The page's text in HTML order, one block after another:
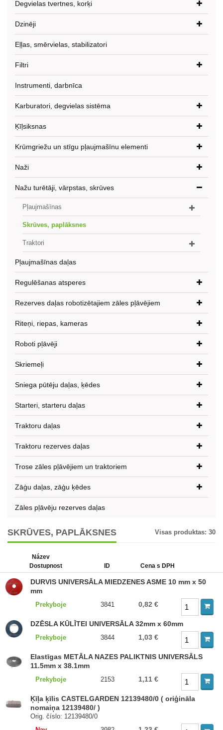
Degvielas tvertnes, korķi
Dzinēji
Eļļas, smērvielas, stabilizatori
Filtri
Instrumenti, darbnīca
Karburatori, degvielas sistēma
Ķīļsiksnas
Krūmgriežu un stīgu pļaujmašīnu elementi
Naži
Nažu turētāji, vārpstas, skrūves
Pļaujmašīnas
Skrūves, paplāksnes
Traktori
Pļaujmašīnas daļas
Regulēšanas atsperes
Rezerves daļas robotizētajiem zāles pļāvējiem
Riteņi, riepas, kameras
Roboti pļāvēji
Skriemeļi
Sniega pūtēju daļas, ķēdes
Starteri, starteru daļas
Traktoru daļas
Traktoru rezerves daļas
Trose zāles pļāvējiem un traktoriem
Zāģu daļas, zāģu ķēdes
Zāles pļāvēju rezerves daļas
SKRŪVES, PAPLĀKSNES Visas produktas: 30
Název
Dostupnost
ID Cena s DPH
DURVIS UNIVERSĀLA MIEDZENES ASME 10 mm x 50
mm
Prekyboje 3841 0,82 €
DZĒSLA KŪLĪTEI UNIVERSĀLA 32mm x 60mm
Prekyboje 3844 1,03 €
Elastīgas METĀLA NAZES PALIKTNIS UNIVERSĀLS
11.5mm x 38.1mm
Prekyboje 2153 1,11 €
Ķīļa ķīlis CASTELGARDEN 12139480/0 ( oriģināla
nomaiņa 12139480/ )
Orig. číslo: 12139480/0